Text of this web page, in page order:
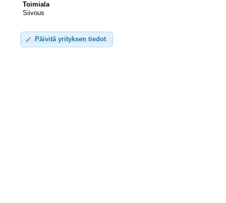
Toimiala
Siivous
Päivitä yrityksen tiedot